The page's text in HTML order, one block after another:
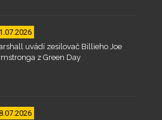
uvádí zesilovač Billieho Joe
z Green Day